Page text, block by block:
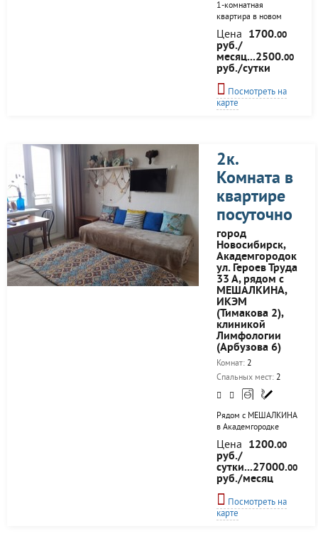
1-комнатная
квартира в новом
доме сдается
посуточно, от 3-7
дней! Современный
ремонт, новая
мебель, вся бытовая
техника!
Цена 1700.00
руб./
месяц...2500.00
руб./сутки
Посмотреть на
карте
2к.
Комната в
квартире
посуточно
город
Новосибирск,
Академгородок
ул. Героев Труда
33 А, рядом с
МЕШАЛКИНА,
ИКЭМ
(Тимакова 2),
клиникой
Лимфологии
(Арбузова 6)
Комнат: 2
Спальных мест: 2
Рядом с МЕШАЛКИНА
в Академгородке
(300 метров пешком).
У меня
останавливаются
гости, приезжающие
в НИИ ЭКМ (он же
ИКЭМ) на Тимакова
2, в клинику НИИ
Лимфологии на
Цена 1200.00
руб./
сутки...27000.00
руб./месяц
Посмотреть на
карте